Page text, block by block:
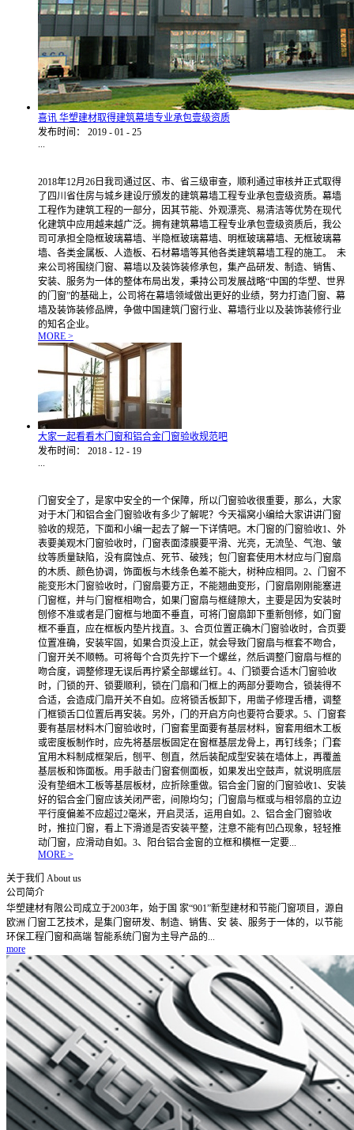
喜讯 华塑建材取得建筑幕墙专业承包壹级资质
发布时间：
2019 - 01 - 25
...
2018年12月26日我司通过区、市、省三级审查，顺利通过审核并正式取得
了四川省住房与城乡建设厅颁发的建筑幕墙工程专业承包壹级资质。幕墙
工程作为建筑工程的一部分，因其节能、外观漂亮、易清洁等优势在现代
化建筑中应用越来越广泛。拥有建筑幕墙工程专业承包壹级资质后，我公
司可承担全隐框玻璃幕墙、半隐框玻璃幕墙、明框玻璃幕墙、无框玻璃幕
墙、各类金属板、人造板、石材幕墙等其他各类建筑幕墙工程的施工。 未
来公司将围绕门窗、幕墙以及装饰装修承包，集产品研发、制造、销售、
安装、服务为一体的整体布局出发，秉持公司发展战略“中国的华塑、世界
的门窗”的基础上，公司将在幕墙领域做出更好的业绩，努力打造门窗、幕
墙及装饰装修品牌，争做中国建筑门窗行业、幕墙行业以及装饰装修行业
的知名企业。
MORE >
大家一起看看木门窗和铝合金门窗验收规范吧
发布时间：
2018 - 12 - 19
...
门窗安全了，是家中安全的一个保障，所以门窗验收很重要，那么，大家
对于木门和铝合金门窗验收有多少了解呢？今天福窝小编给大家讲讲门窗
验收的规范，下面和小编一起去了解一下详情吧。木门窗的门窗验收1、外
表要美观木门窗验收时，门窗表面漆膜要平滑、光亮，无流坠、气泡、皱
纹等质量缺陷，没有腐蚀点、死节、破残；包门窗套使用木材应与门窗扇
的木质、颜色协调，饰面板与木线条色差不能大，树种应相同。2、门窗不
能变形木门窗验收时，门窗扇要方正，不能翘曲变形，门窗扇刚刚能塞进
门窗框，并与门窗框相吻合，如果门窗扇与框缝隙大，主要是因为安装时
刨修不准或者是门窗框与地面不垂直，可将门窗扇卸下重新刨修，如门窗
框不垂直，应在框板内垫片找直。3、合页位置正确木门窗验收时，合页要
位置准确，安装牢固，如果合页没上正，就会导致门窗扇与框套不吻合，
门窗开关不顺畅。可将每个合页先拧下一个螺丝，然后调整门窗扇与框的
吻合度，调整修理无误后再拧紧全部螺丝钉。4、门锁要合适木门窗验收
时，门锁的开、锁要顺利，锁在门扇和门框上的两部分要吻合，锁装得不
合适，会造成门扇开关不自如。应将锁舌板卸下，用凿子修理舌槽，调整
门框锁舌口位置后再安装。另外，门的开启方向也要符合要求。5、门窗套
要有基层材料木门窗验收时，门窗套里面要有基层材料，窗套用细木工板
或密度板制作时，应先将基层板固定在窗框基层龙骨上，再钉线条；门套
宜用木料制成框架后，刨平、刨直，然后装配成型安装在墙体上，再覆盖
基层板和饰面板。用手敲击门窗套侧面板，如果发出空鼓声，就说明底层
没有垫细木工板等基层板材，应折除重做。铝合金门窗的门窗验收1、安装
好的铝合金门窗应该关闭严密，间隙均匀；门窗扇与框或与相邻扇的立边
平行度偏差不应超过2毫米，开启灵活，运用自如。2、铝合金门窗验收
时，推拉门窗，看上下滑道是否安装平整，注意不能有凹凸现象，轻轻推
动门窗，应滑动自如。3、阳台铝合金窗的立框和横框一定要...
MORE >
关于我们 About us
公司简介
华塑建材有限公司成立于2003年，始于国 家“901”新型建材和节能门窗项目，源自
欧洲 门窗工艺技术，是集门窗研发、制造、销售、安 装、服务于一体的，以节能
环保工程门窗和高端 智能系统门窗为主导产品的...
more